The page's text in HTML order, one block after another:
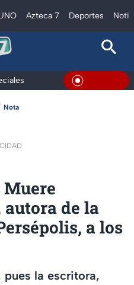
Azteca 7 Deportes
En Vivo
Nota
Muere
de la
a los
pues la escritora,